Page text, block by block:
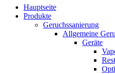
Hauptseite
Produkte
Geruchssanierung
Allgemeine
Geräte